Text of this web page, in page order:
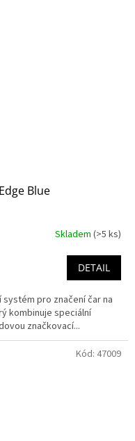
Blue
Skladem (>5 ks)
DETAIL
systém pro značení čar na
kombinuje speciální
značkovací...
Kód: 47009